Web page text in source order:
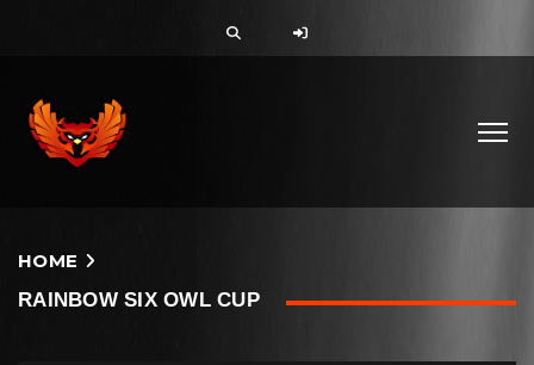
HOME
RAINBOW SIX OWL CUP